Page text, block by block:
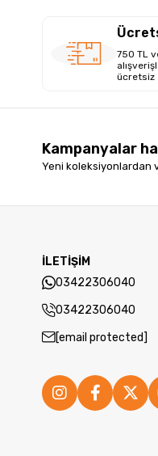
750 TL
ücretsiz
Kampanyalar
Yeni koleksiyonlardan
İLETİŞİM
03422306040
03422306040
[email protected]